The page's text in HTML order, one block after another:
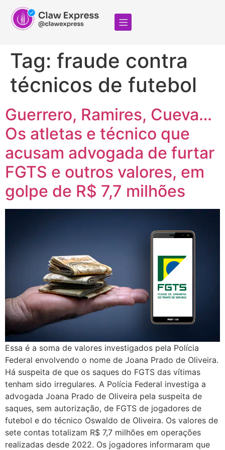
Tag: fraude contra
técnicos de futebol
Guerrero, Ramires, Cueva…
Os atletas e técnico que
acusam advogada de furtar
FGTS e outros valores, em
golpe de R$ 7,7 milhões
Essa é a soma de valores investigados pela Polícia
Federal envolvendo o nome de Joana Prado de Oliveira.
Há suspeita de que os saques do FGTS das vítimas
tenham sido irregulares. A Polícia Federal investiga a
advogada Joana Prado de Oliveira pela suspeita de
saques, sem autorização, de FGTS de jogadores de
futebol e do técnico Oswaldo de Oliveira. Os valores de
sete contas totalizam R$ 7,7 milhões em operações
realizadas desde 2022. Os jogadores informaram que